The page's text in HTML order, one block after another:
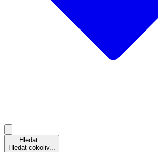
Hledat...
Hledat cokoliv...